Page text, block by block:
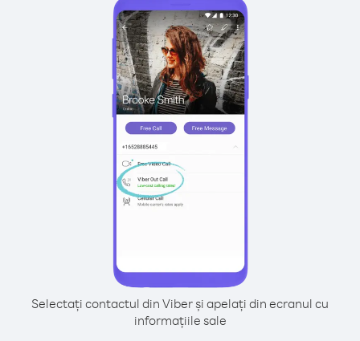
Selectați contactul din Viber și apelați din ecranul cu
informațiile sale